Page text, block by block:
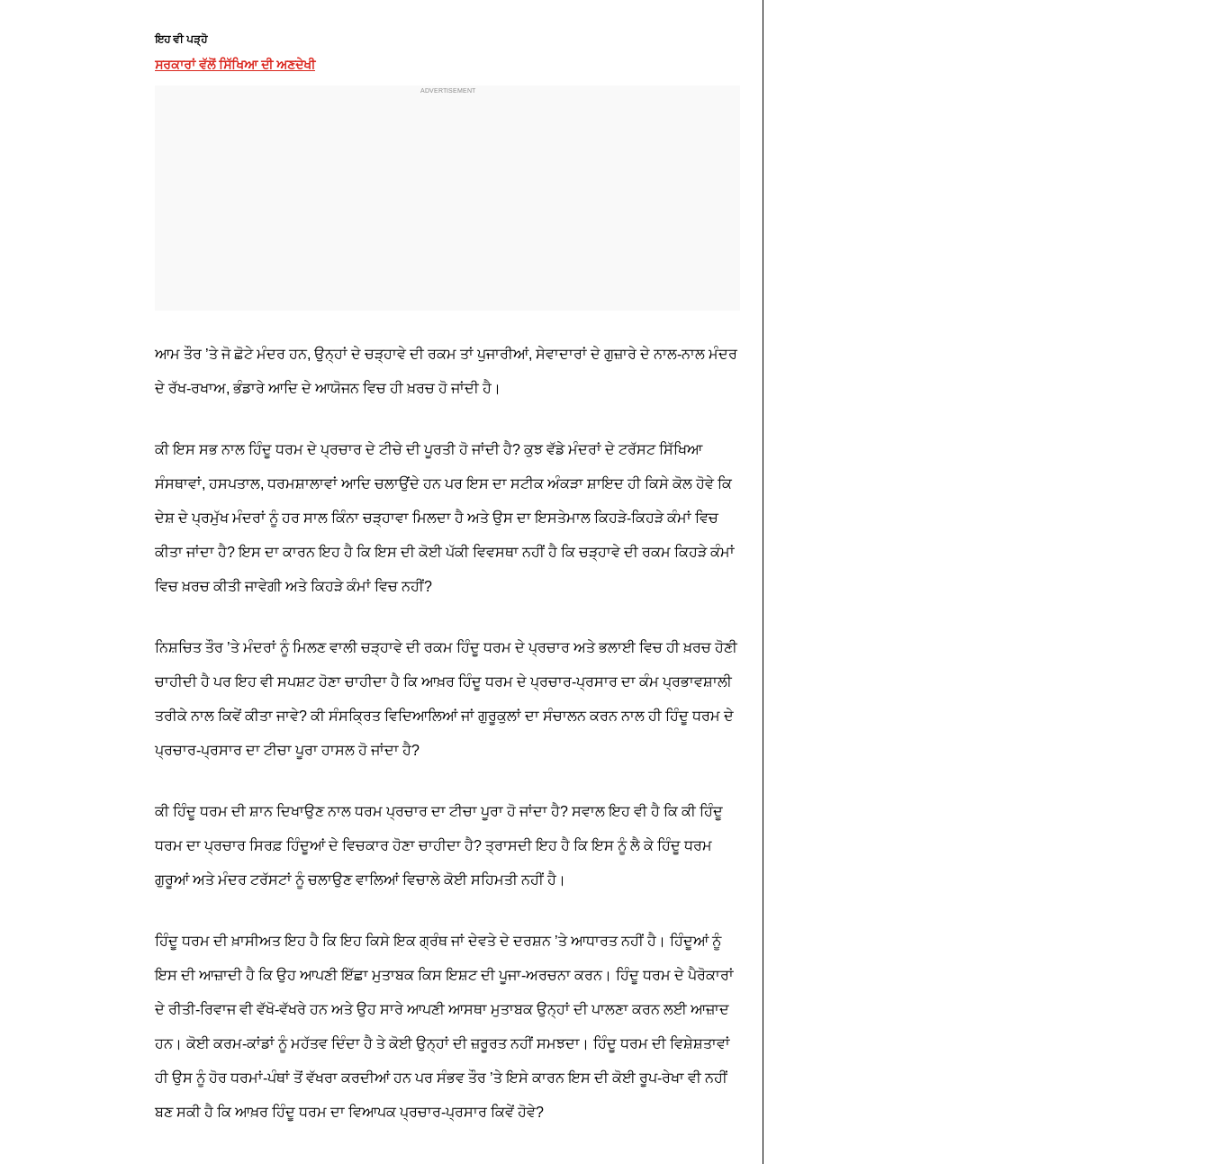
ਇਹ ਵੀ ਪੜ੍ਹੋ
ਸਰਕਾਰਾਂ ਵੱਲੋਂ ਸਿੱਖਿਆ ਦੀ ਅਣਦੇਖੀ
ਆਮ ਤੌਰ ’ਤੇ ਜੋ ਛੋਟੇ ਮੰਦਰ ਹਨ, ਉਨ੍ਹਾਂ ਦੇ ਚੜ੍ਹਾਵੇ ਦੀ ਰਕਮ ਤਾਂ ਪੁਜਾਰੀਆਂ, ਸੇਵਾਦਾਰਾਂ ਦੇ ਗੁਜ਼ਾਰੇ ਦੇ ਨਾਲ-ਨਾਲ ਮੰਦਰ
ਦੇ ਰੱਖ-ਰਖਾਅ, ਭੰਡਾਰੇ ਆਦਿ ਦੇ ਆਯੋਜਨ ਵਿਚ ਹੀ ਖ਼ਰਚ ਹੋ ਜਾਂਦੀ ਹੈ।
ਕੀ ਇਸ ਸਭ ਨਾਲ ਹਿੰਦੂ ਧਰਮ ਦੇ ਪ੍ਰਚਾਰ ਦੇ ਟੀਚੇ ਦੀ ਪੂਰਤੀ ਹੋ ਜਾਂਦੀ ਹੈ? ਕੁਝ ਵੱਡੇ ਮੰਦਰਾਂ ਦੇ ਟਰੱਸਟ ਸਿੱਖਿਆ
ਸੰਸਥਾਵਾਂ, ਹਸਪਤਾਲ, ਧਰਮਸ਼ਾਲਾਵਾਂ ਆਦਿ ਚਲਾਉਂਦੇ ਹਨ ਪਰ ਇਸ ਦਾ ਸਟੀਕ ਅੰਕੜਾ ਸ਼ਾਇਦ ਹੀ ਕਿਸੇ ਕੋਲ ਹੋਵੇ ਕਿ
ਦੇਸ਼ ਦੇ ਪ੍ਰਮੁੱਖ ਮੰਦਰਾਂ ਨੂੰ ਹਰ ਸਾਲ ਕਿੰਨਾ ਚੜ੍ਹਾਵਾ ਮਿਲਦਾ ਹੈ ਅਤੇ ਉਸ ਦਾ ਇਸਤੇਮਾਲ ਕਿਹੜੇ-ਕਿਹੜੇ ਕੰਮਾਂ ਵਿਚ
ਕੀਤਾ ਜਾਂਦਾ ਹੈ? ਇਸ ਦਾ ਕਾਰਨ ਇਹ ਹੈ ਕਿ ਇਸ ਦੀ ਕੋਈ ਪੱਕੀ ਵਿਵਸਥਾ ਨਹੀਂ ਹੈ ਕਿ ਚੜ੍ਹਾਵੇ ਦੀ ਰਕਮ ਕਿਹੜੇ ਕੰਮਾਂ
ਵਿਚ ਖ਼ਰਚ ਕੀਤੀ ਜਾਵੇਗੀ ਅਤੇ ਕਿਹੜੇ ਕੰਮਾਂ ਵਿਚ ਨਹੀਂ?
ਨਿਸ਼ਚਿਤ ਤੌਰ ’ਤੇ ਮੰਦਰਾਂ ਨੂੰ ਮਿਲਣ ਵਾਲੀ ਚੜ੍ਹਾਵੇ ਦੀ ਰਕਮ ਹਿੰਦੂ ਧਰਮ ਦੇ ਪ੍ਰਚਾਰ ਅਤੇ ਭਲਾਈ ਵਿਚ ਹੀ ਖ਼ਰਚ ਹੋਣੀ
ਚਾਹੀਦੀ ਹੈ ਪਰ ਇਹ ਵੀ ਸਪਸ਼ਟ ਹੋਣਾ ਚਾਹੀਦਾ ਹੈ ਕਿ ਆਖ਼ਰ ਹਿੰਦੂ ਧਰਮ ਦੇ ਪ੍ਰਚਾਰ-ਪ੍ਰਸਾਰ ਦਾ ਕੰਮ ਪ੍ਰਭਾਵਸ਼ਾਲੀ
ਤਰੀਕੇ ਨਾਲ ਕਿਵੇਂ ਕੀਤਾ ਜਾਵੇ? ਕੀ ਸੰਸਕ੍ਰਿਤ ਵਿਦਿਆਲਿਆਂ ਜਾਂ ਗੁਰੂਕੁਲਾਂ ਦਾ ਸੰਚਾਲਨ ਕਰਨ ਨਾਲ ਹੀ ਹਿੰਦੂ ਧਰਮ ਦੇ
ਪ੍ਰਚਾਰ-ਪ੍ਰਸਾਰ ਦਾ ਟੀਚਾ ਪੂਰਾ ਹਾਸਲ ਹੋ ਜਾਂਦਾ ਹੈ?
ਕੀ ਹਿੰਦੂ ਧਰਮ ਦੀ ਸ਼ਾਨ ਦਿਖਾਉਣ ਨਾਲ ਧਰਮ ਪ੍ਰਚਾਰ ਦਾ ਟੀਚਾ ਪੂਰਾ ਹੋ ਜਾਂਦਾ ਹੈ? ਸਵਾਲ ਇਹ ਵੀ ਹੈ ਕਿ ਕੀ ਹਿੰਦੂ
ਧਰਮ ਦਾ ਪ੍ਰਚਾਰ ਸਿਰਫ਼ ਹਿੰਦੂਆਂ ਦੇ ਵਿਚਕਾਰ ਹੋਣਾ ਚਾਹੀਦਾ ਹੈ? ਤ੍ਰਾਸਦੀ ਇਹ ਹੈ ਕਿ ਇਸ ਨੂੰ ਲੈ ਕੇ ਹਿੰਦੂ ਧਰਮ
ਗੁਰੂਆਂ ਅਤੇ ਮੰਦਰ ਟਰੱਸਟਾਂ ਨੂੰ ਚਲਾਉਣ ਵਾਲਿਆਂ ਵਿਚਾਲੇ ਕੋਈ ਸਹਿਮਤੀ ਨਹੀਂ ਹੈ।
ਹਿੰਦੂ ਧਰਮ ਦੀ ਖ਼ਾਸੀਅਤ ਇਹ ਹੈ ਕਿ ਇਹ ਕਿਸੇ ਇਕ ਗ੍ਰੰਥ ਜਾਂ ਦੇਵਤੇ ਦੇ ਦਰਸ਼ਨ ’ਤੇ ਆਧਾਰਤ ਨਹੀਂ ਹੈ। ਹਿੰਦੂਆਂ ਨੂੰ
ਇਸ ਦੀ ਆਜ਼ਾਦੀ ਹੈ ਕਿ ਉਹ ਆਪਣੀ ਇੱਛਾ ਮੁਤਾਬਕ ਕਿਸ ਇਸ਼ਟ ਦੀ ਪੂਜਾ-ਅਰਚਨਾ ਕਰਨ। ਹਿੰਦੂ ਧਰਮ ਦੇ ਪੈਰੋਕਾਰਾਂ
ਦੇ ਰੀਤੀ-ਰਿਵਾਜ ਵੀ ਵੱਖੋ-ਵੱਖਰੇ ਹਨ ਅਤੇ ਉਹ ਸਾਰੇ ਆਪਣੀ ਆਸਥਾ ਮੁਤਾਬਕ ਉਨ੍ਹਾਂ ਦੀ ਪਾਲਣਾ ਕਰਨ ਲਈ ਆਜ਼ਾਦ
ਹਨ। ਕੋਈ ਕਰਮ-ਕਾਂਡਾਂ ਨੂੰ ਮਹੱਤਵ ਦਿੰਦਾ ਹੈ ਤੇ ਕੋਈ ਉਨ੍ਹਾਂ ਦੀ ਜ਼ਰੂਰਤ ਨਹੀਂ ਸਮਝਦਾ। ਹਿੰਦੂ ਧਰਮ ਦੀ ਵਿਸ਼ੇਸ਼ਤਾਵਾਂ
ਹੀ ਉਸ ਨੂੰ ਹੋਰ ਧਰਮਾਂ-ਪੰਥਾਂ ਤੋਂ ਵੱਖਰਾ ਕਰਦੀਆਂ ਹਨ ਪਰ ਸੰਭਵ ਤੌਰ ’ਤੇ ਇਸੇ ਕਾਰਨ ਇਸ ਦੀ ਕੋਈ ਰੂਪ-ਰੇਖਾ ਵੀ ਨਹੀਂ
ਬਣ ਸਕੀ ਹੈ ਕਿ ਆਖ਼ਰ ਹਿੰਦੂ ਧਰਮ ਦਾ ਵਿਆਪਕ ਪ੍ਰਚਾਰ-ਪ੍ਰਸਾਰ ਕਿਵੇਂ ਹੋਵੇ?